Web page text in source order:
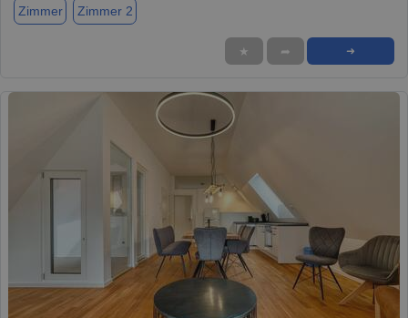
Zimmer Zimmer 2
★ ➦ ➜